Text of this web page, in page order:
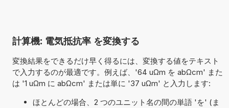
計算機: 電気抵抗率 を変換する
変換結果をできるだけ早く得るには、変換する値をテキスト
で入力するのが最適です。例えば、'64 uΩm を abΩcm' また
は '1 uΩm に abΩcm' または単に '37 uΩm' と入力します:
ほとんどの場合、2 つのユニット名の間の単語 'を' (ま